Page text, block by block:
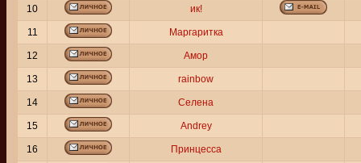
10 ик!
11 Маргаритка
12 Амор
13 rainbow
14 Селена
15 Andrey
16 Принцесса